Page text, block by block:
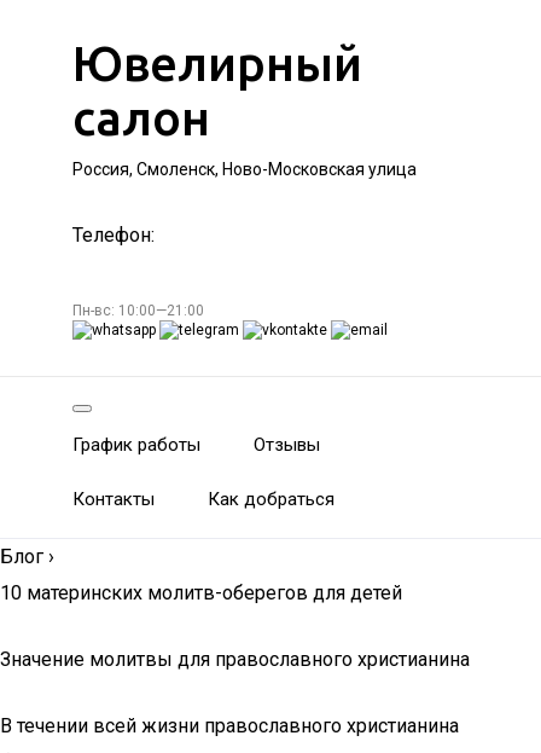
Ювелирный
салон
Россия, Смоленск, Ново-Московская улица
Телефон:
Пн-вс: 10:00—21:00
График работы Отзывы
Контакты Как добраться
Блог ›
10 материнских молитв-оберегов для детей
Значение молитвы для православного христианина
В течении всей жизни православного христианина